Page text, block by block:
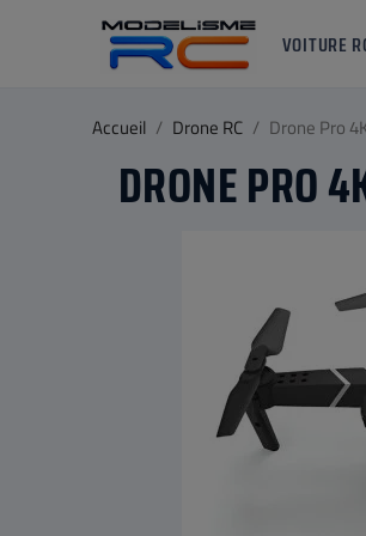
VOITURE
Accueil Drone RC Drone Pro
DRONE PRO